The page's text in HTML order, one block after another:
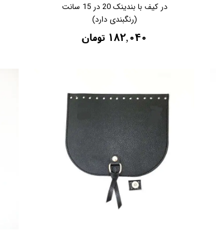
در کیف با بندینک 20 در 15 سانت
(رنگبندی دارد)
۱۸۲,۰۴۰ تومان